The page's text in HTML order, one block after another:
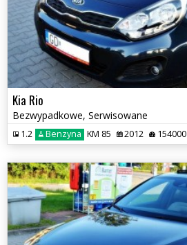
Kia Rio
Bezwypadkowe, Serwisowane
1.2 Benzyna KM 85 2012 154000